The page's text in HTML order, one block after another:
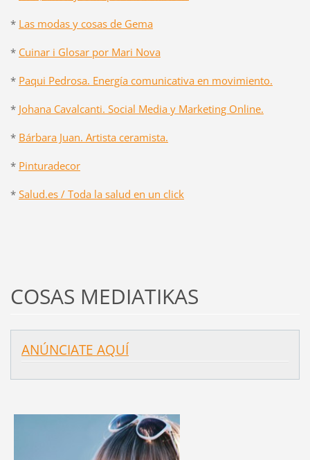
* Las modas y cosas de Gema
* Cuinar i Glosar por Mari Nova
* Paqui Pedrosa. Energía comunicativa en movimiento.
* Johana Cavalcanti. Social Media y Marketing Online.
* Bárbara Juan. Artista ceramista.
* Pinturadecor
* Salud.es / Toda la salud en un click
COSAS MEDIATIKAS
ANÚNCIATE AQUÍ